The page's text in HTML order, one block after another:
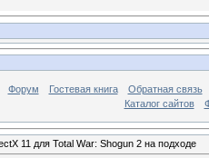
Форум Гостевая книга
Обратная связь
Каталог сайтов
11 для Total War: Shogun 2 на подходе